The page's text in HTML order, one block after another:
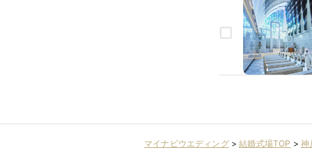
生年月日
マイナビウエディング>結婚式場TOP > 神